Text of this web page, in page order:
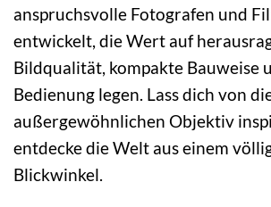
anspruchsvolle Fotografen und
entwickelt, die Wert auf
Bildqualität, kompakte Bauweise
Bedienung legen. Lass dich von
außergewöhnlichen Objektiv
entdecke die Welt aus einem
Blickwinkel.